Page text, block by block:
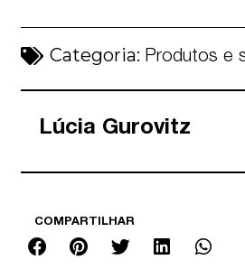
Categoria: Produtos e
Lúcia Gurovitz
COMPARTILHAR